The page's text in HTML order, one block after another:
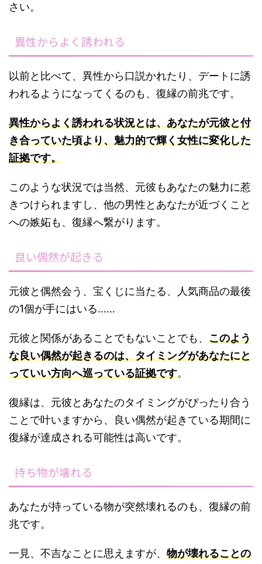
さい。
異性からよく誘われる
以前と比べて、異性から口説かれたり、デートに誘
われるようになってくるのも、復縁の前兆です。
異性からよく誘われる状況とは、あなたが元彼と付
き合っていた頃より、魅力的で輝く女性に変化した
証拠です。
このような状況では当然、元彼もあなたの魅力に惹
きつけられますし、他の男性とあなたが近づくこと
への嫉妬も、復縁へ繋がります。
良い偶然が起きる
元彼と偶然会う、宝くじに当たる、人気商品の最後
の1個が手にはいる……
元彼と関係があることでもないことでも、 このよう
な良い偶然が起きるのは、タイミングがあなたにと
っていい方向へ巡っている証拠です。
復縁は、元彼とあなたのタイミングがぴったり合う
ことで叶いますから、良い偶然が起きている期間に
復縁が達成される可能性は高いです。
持ち物が壊れる
あなたが持っている物が突然壊れるのも、復縁の前
兆です。
一見、不吉なことに思えますが、 物が壊れることの